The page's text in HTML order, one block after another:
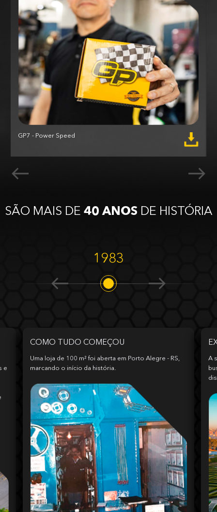
GP7 - Power Speed
SÃO MAIS DE 40 ANOS DE HISTÓRIA
1983
e
COMO TUDO COMEÇOU
Uma loja de 100 m² foi aberta em Porto Alegre - RS,
marcando o início da história.
A